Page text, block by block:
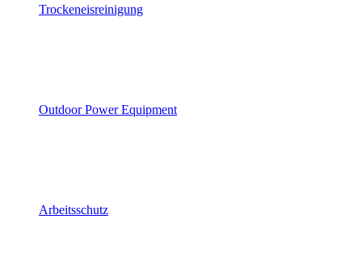
Trockeneisreinigung
Outdoor Power Equipment
Arbeitsschutz